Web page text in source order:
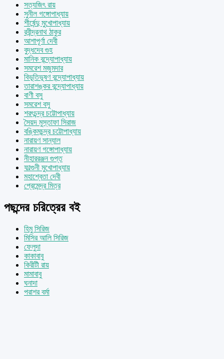
সত্যজিৎ রায়
সুনীল গঙ্গোপাধ্যায়
শীর্ষেন্দু মুখোপাধ্যায়
রবীন্দ্রনাথ ঠাকুর
আশাপূর্ণা দেবী
বুদ্ধদেব গুহ
মানিক বন্দ্যোপাধ্যায়
সমরেশ মজুমদার
বিভূতিভূষণ বন্দ্যোপাধ্যায়
তারাশঙ্কর বন্দ্যোপাধ্যায়
বাণী বসু
সমরেশ বসু
শরৎচন্দ্র চট্টোপাধ্যায়
সৈয়দ মুস্তাফা সিরাজ
বঙ্কিমচন্দ্র চট্টোপাধ্যায়
নারায়ণ সান্যাল
নারায়ণ গঙ্গোপাধ্যায়
নীহাররঞ্জন গুপ্ত
ফাল্গুনী মুখোপাধ্যায়
মহাশ্বেতা দেবী
প্রেমেন্দ্র মিত্র
পছন্দের চরিত্রের বই
হিমু সিরিজ
মিসির আলি সিরিজ
ফেলুদা
কাকাবাবু
কিরীটী রায়
মামাবাবু
ঘনাদা
পরাশর বর্মা